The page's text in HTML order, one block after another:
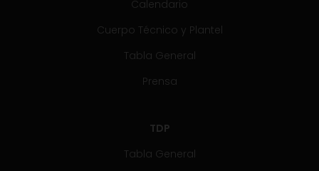
Calendario
Cuerpo Técnico y Plantel
Tabla General
Prensa
TDP
Tabla General